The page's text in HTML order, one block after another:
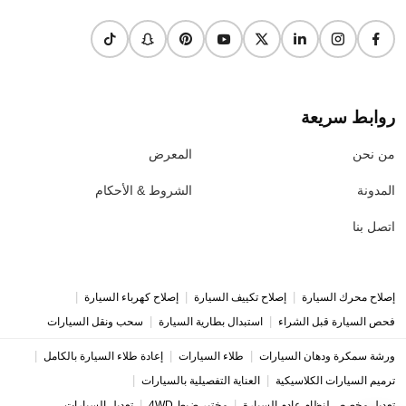
روابط سريعة
من نحن
المدونة
اتصل بنا
المعرض
الشروط & الأحكام
إصلاح محرك السيارة إصلاح تكييف السيارة إصلاح كهرباء السيارة
فحص السيارة قبل الشراء استبدال بطارية السيارة سحب ونقل السيارات
ورشة سمكرة ودهان السيارات طلاء السيارات إعادة طلاء السيارة بالكامل
ترميم السيارات الكلاسيكية العناية التفصيلية بالسيارات